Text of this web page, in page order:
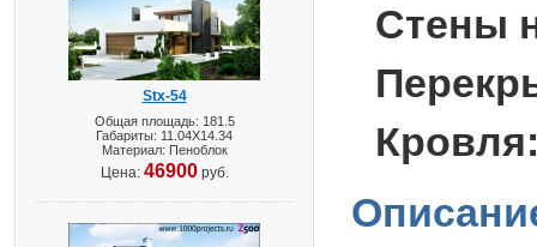
Stx-54
Общая площадь: 181.5
Габариты: 11.04X14.34
Материал: Пеноблок
Цена: 46900руб.
Стены